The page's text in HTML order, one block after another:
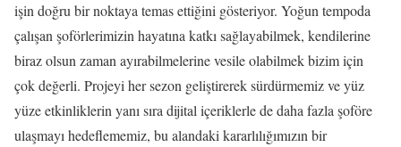
işin doğru bir noktaya temas ettiğini gösteriyor. Yoğun tempoda
çalışan şoförlerimizin hayatına katkı sağlayabilmek, kendilerine
biraz olsun zaman ayırabilmelerine vesile olabilmek bizim için
çok değerli. Projeyi her sezon geliştirerek sürdürmemiz ve yüz
yüze etkinliklerin yanı sıra dijital içeriklerle de daha fazla şoföre
ulaşmayı hedeflememiz, bu alandaki kararlılığımızın bir